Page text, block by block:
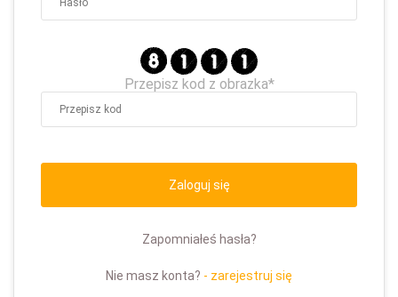
Przepisz kod z obrazka*
Zaloguj się
Zapomniałeś hasła?
Nie masz konta? - zarejestruj się